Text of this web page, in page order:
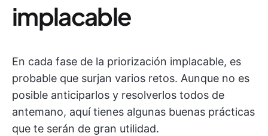
implacable
En cada fase de la priorización implacable, es
probable que surjan varios retos. Aunque no es
posible anticiparlos y resolverlos todos de
antemano, aquí tienes algunas buenas prácticas
que te serán de gran utilidad.